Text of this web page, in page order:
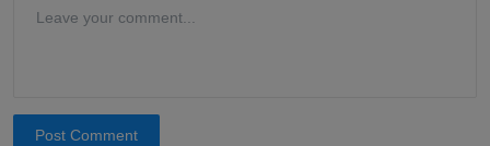
Post Comment